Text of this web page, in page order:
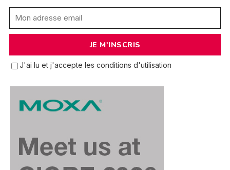
J'ai lu et j'accepte les conditions d'utilisation